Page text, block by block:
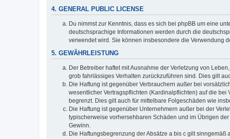
4. GENERAL PUBLIC LICENSE
Du nimmst zur Kenntnis, dass es sich bei phpBB um eine
deutschsprachige Informationen werden durch die
verwendet wird. Sie können insbesondere die Verwendung
5. GEWÄHRLEISTUNG
Der Betreiber haftet mit Ausnahme der Verletzung von
grob fahrlässiges Verhalten zurückzuführen sind. Dies gilt
Die Haftung ist gegenüber Verbrauchern außer bei
wesentlicher Vertragspflichten (Kardinalpflichten) auf die
begrenzt. Dies gilt auch für mittelbare Folgeschäden wie
Die Haftung ist gegenüber Unternehmern außer bei der
typischerweise vorhersehbaren Schäden und im Übrigen
Gewinn.
Die Haftungsbegrenzung der Absätze a bis c gilt